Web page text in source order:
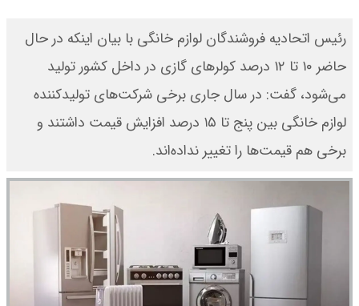
رئیس اتحادیه فروشندگان لوازم خانگی با بیان اینکه در حال
حاضر ۱۰ تا ۱۲ درصد کولرهای گازی در داخل کشور تولید
می‌شود، گفت: در سال جاری برخی شرکت‌های تولیدکننده
لوازم خانگی بین پنج تا ۱۵ درصد افزایش قیمت داشتند و
برخی هم قیمت‌ها را تغییر نداده‌اند.